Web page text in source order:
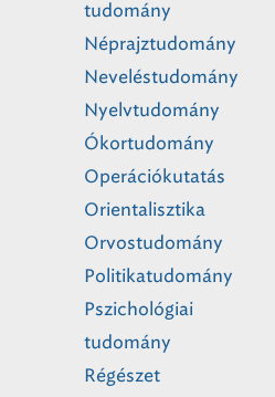
tudomány
Néprajztudomány
Neveléstudomány
Nyelvtudomány
Ókortudomány
Operációkutatás
Orientalisztika
Orvostudomány
Politikatudomány
Pszichológiai
tudomány
Régészet